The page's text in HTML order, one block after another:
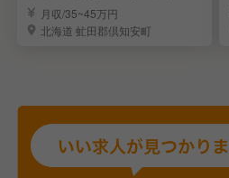
募集月収/35~45万円
北海道 虻田郡倶知安町